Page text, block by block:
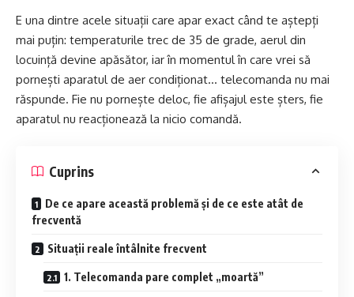
E una dintre acele situații care apar exact când te aștepți
mai puțin: temperaturile trec de 35 de grade, aerul din
locuință devine apăsător, iar în momentul în care vrei să
pornești aparatul de aer condiționat… telecomanda nu mai
răspunde. Fie nu pornește deloc, fie afișajul este șters, fie
aparatul nu reacționează la nicio comandă.
Cuprins
De ce apare această problemă și de ce este atât de
frecventă
Situații reale întâlnite frecvent
1. Telecomanda pare complet „moartă”